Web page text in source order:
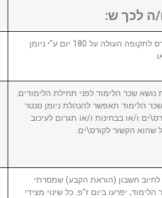
ה לכך ש:
1. במידה ויבוטל או יידחה הקורס לתקופה העולה על 180 יום ע"י ניומן
שכר הלימוד לפני תחילת הלימודים.
הלימוד תאפשר להנהלת ניומן סנטר
ו/או בבחינות ו/או תגרום לעיכוב
שהוא הקשור לקורס\ים.
חשבון (הוראת הקבע) שמסרתי
יפרעו ביום ז"פ. כל שינוי מצידי